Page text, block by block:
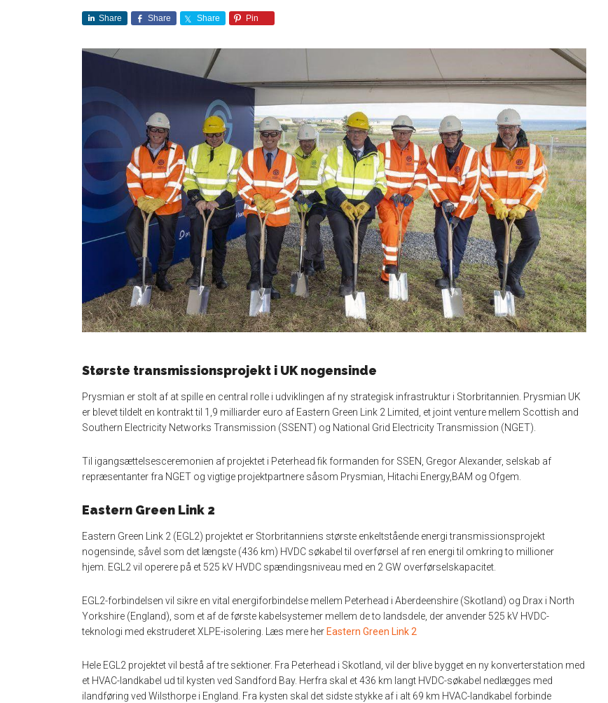
Share Share Share Pin
Største transmissionsprojekt i UK nogensinde
Prysmian er stolt af at spille en central rolle i udviklingen af ny strategisk infrastruktur i Storbritannien. Prysmian UK
er blevet tildelt en kontrakt til 1,9 milliarder euro af Eastern Green Link 2 Limited, et joint venture mellem Scottish and
Southern Electricity Networks Transmission (SSENT) og National Grid Electricity Transmission (NGET).
Til igangsættelsesceremonien af projektet i Peterhead fik formanden for SSEN, Gregor Alexander, selskab af
repræsentanter fra NGET og vigtige projektpartnere såsom Prysmian, Hitachi Energy,BAM og Ofgem.
Eastern Green Link 2
Eastern Green Link 2 (EGL2) projektet er Storbritanniens største enkeltstående energi transmissionsprojekt
nogensinde, såvel som det længste (436 km) HVDC søkabel til overførsel af ren energi til omkring to millioner
hjem. EGL2 vil operere på et 525 kV HVDC spændingsniveau med en 2 GW overførselskapacitet.
EGL2-forbindelsen vil sikre en vital energiforbindelse mellem Peterhead i Aberdeenshire (Skotland) og Drax i North
Yorkshire (England), som et af de første kabelsystemer mellem de to landsdele, der anvender 525 kV HVDC-
teknologi med ekstruderet XLPE-isolering. Læs mere her Eastern Green Link 2
Hele EGL2 projektet vil bestå af tre sektioner. Fra Peterhead i Skotland, vil der blive bygget en ny konverterstation med
et HVAC-landkabel ud til kysten ved Sandford Bay. Herfra skal et 436 km langt HVDC-søkabel nedlægges med
ilandføring ved Wilsthorpe i England. Fra kysten skal det sidste stykke af i alt 69 km HVAC-landkabel forbinde